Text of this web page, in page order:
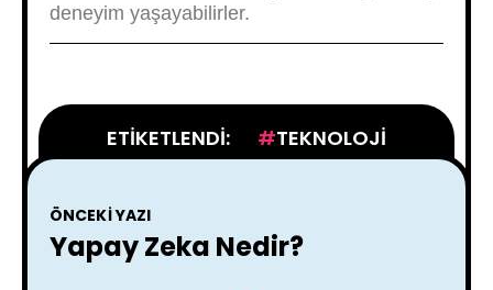
deneyim yaşayabilirler.
ETIKETLENDI: TEKNOLOJI
ÖNCEKI YAZI
Yapay Zeka Nedir?